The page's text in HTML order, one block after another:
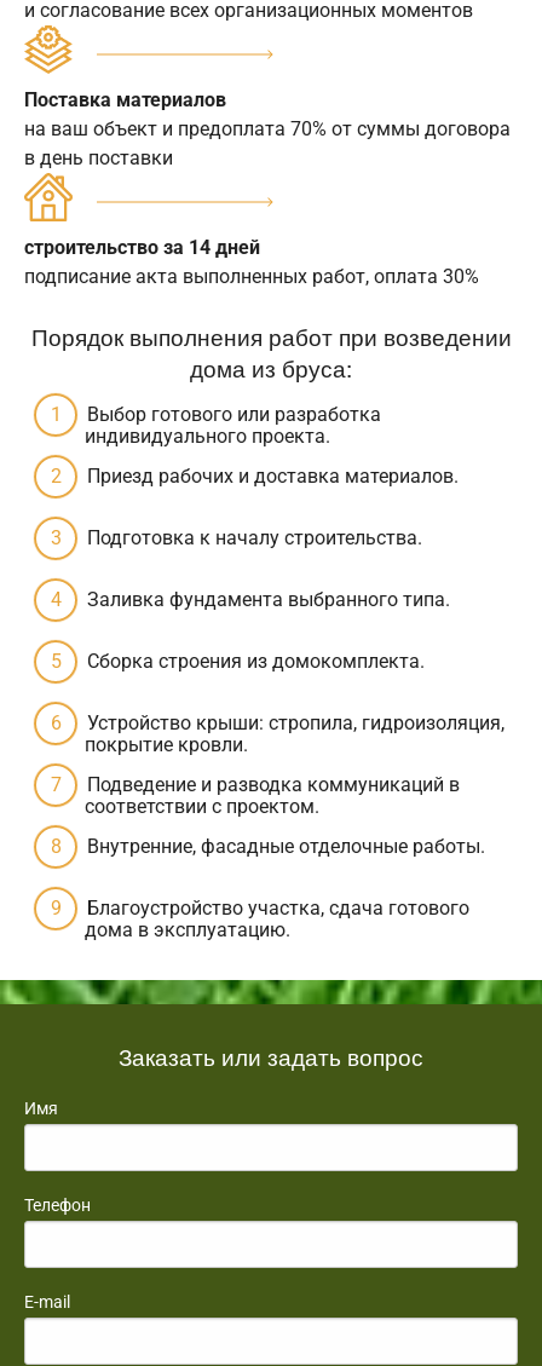
и согласование всех организационных моментов
Поставка материалов
на ваш объект и предоплата 70% от суммы договора
в день поставки
строительство за 14 дней
подписание акта выполненных работ, оплата 30%
Порядок выполнения работ при возведении
дома из бруса:
Выбор готового или разработка
индивидуального проекта.
Приезд рабочих и доставка материалов.
Подготовка к началу строительства.
Заливка фундамента выбранного типа.
Сборка строения из домокомплекта.
Устройство крыши: стропила, гидроизоляция,
покрытие кровли.
Подведение и разводка коммуникаций в
соответствии с проектом.
Внутренние, фасадные отделочные работы.
Благоустройство участка, сдача готового
дома в эксплуатацию.
Заказать или задать вопрос
Имя
Телефон
E-mail